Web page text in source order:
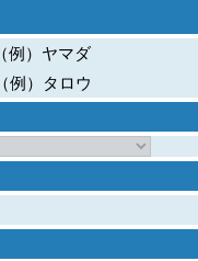
（例）ヤマダ
（例）タロウ